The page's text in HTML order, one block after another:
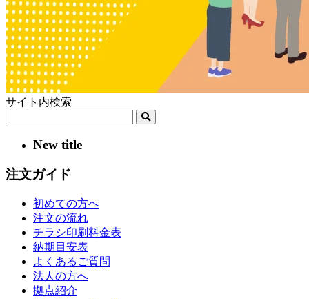
サイト内検索
New title
注文ガイド
初めての方へ
注文の流れ
チラシ印刷料金表
納期目安表
よくあるご質問
法人の方へ
拠点紹介